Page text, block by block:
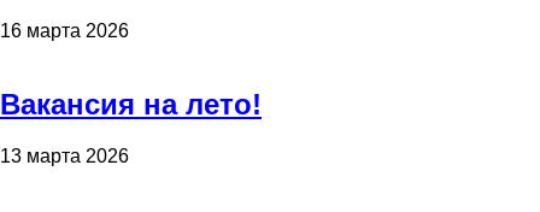
16 марта 2026
Вакансия на лето!
13 марта 2026